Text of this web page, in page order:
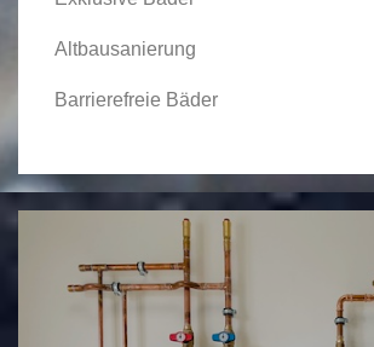
Altbausanierung
Barrierefreie Bäder